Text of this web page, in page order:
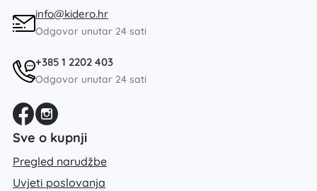
info@kidero.hr
Odgovor unutar 24 sati
+385 1 2202 403
Odgovor unutar 24 sati
Sve o kupnji
Pregled narudžbe
Uvjeti poslovanja